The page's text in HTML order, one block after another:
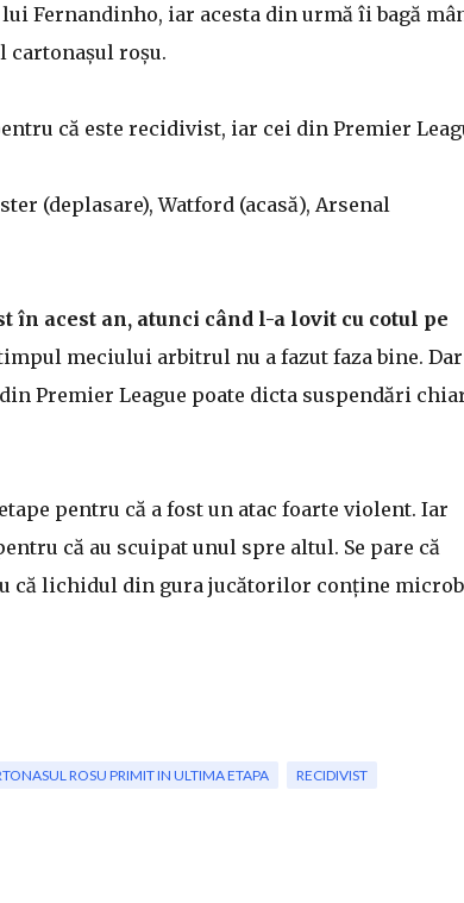
Fernandinho, iar acesta din urmă îi bagă
cartonașul roșu.
că este recidivist, iar cei din Premier
(deplasare), Watford (acasă), Arsenal
în acest an, atunci când l-a lovit cu cotul pe
meciului arbitrul nu a fazut faza bine. Dar
Premier League poate dicta suspendări
pentru că a fost un atac foarte violent. Iar
că au scuipat unul spre altul. Se pare că
că lichidul din gura jucătorilor conține
ROSU PRIMIT IN ULTIMA ETAPA RECIDIVIST